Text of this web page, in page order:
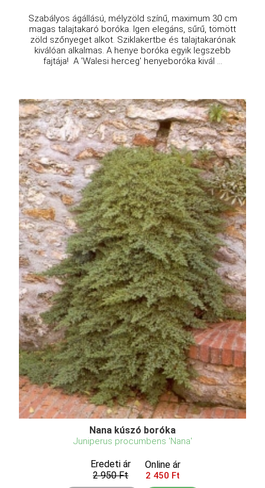
Szabályos ágállású, mélyzöld színű, maximum 30 cm
magas talajtakaró boróka. Igen elegáns, sűrű, tömött
zöld szőnyeget alkot. Sziklakertbe és talajtakarónak
kiválóan alkalmas. A henye boróka egyik legszebb
fajtája! A 'Walesi herceg' henyeboróka kivál ...
Nana kúszó boróka
Juniperus procumbens 'Nana'
Eredeti ár
2 950 Ft
Online ár
2 450 Ft